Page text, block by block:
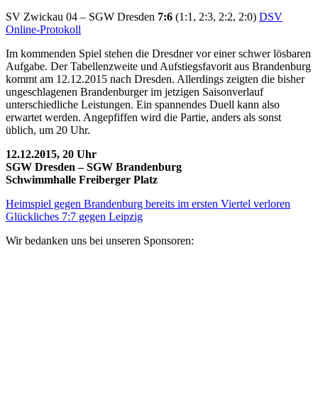
SV Zwickau 04 – SGW Dresden 7:6 (1:1, 2:3, 2:2, 2:0) DSV
Online-Protokoll
Im kommenden Spiel stehen die Dresdner vor einer schwer lösbaren
Aufgabe. Der Tabellenzweite und Aufstiegsfavorit aus Brandenburg
kommt am 12.12.2015 nach Dresden. Allerdings zeigten die bisher
ungeschlagenen Brandenburger im jetzigen Saisonverlauf
unterschiedliche Leistungen. Ein spannendes Duell kann also
erwartet werden. Angepfiffen wird die Partie, anders als sonst
üblich, um 20 Uhr.
12.12.2015, 20 Uhr
SGW Dresden – SGW Brandenburg
Schwimmhalle Freiberger Platz
Heimspiel gegen Brandenburg bereits im ersten Viertel verloren
Glückliches 7:7 gegen Leipzig
Wir bedanken uns bei unseren Sponsoren: